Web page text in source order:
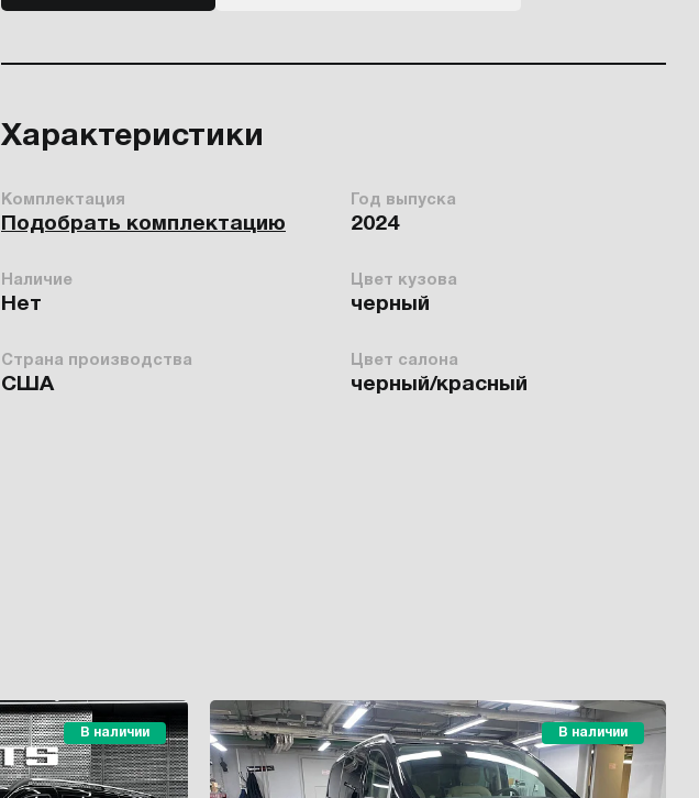
Характеристики
Комплектация
Подобрать комплектацию
Год выпуска
2024
Наличие
Нет
Цвет кузова
черный
Страна производства
США
Цвет салона
черный/красный
В наличии В наличии